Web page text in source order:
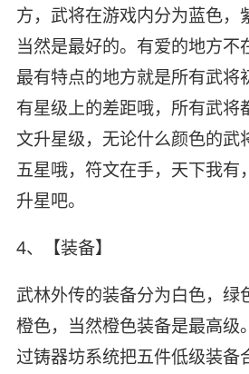
方，武将在游戏内分为蓝色，
当然是最好的。有爱的地方不
最有特点的地方就是所有武将
有星级上的差距哦，所有武将
文升星级，无论什么颜色的武
五星哦，符文在手，天下我有
升星吧。
4、【装备】
武林外传的装备分为白色，绿
橙色，当然橙色装备是最高级
过铸器坊系统把五件低级装备